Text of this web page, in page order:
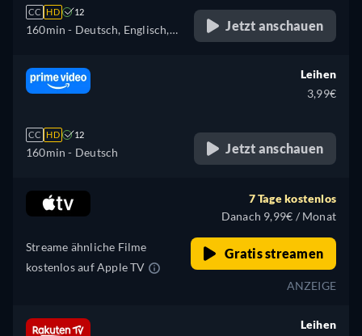
CC HD 12
160min - Deutsch, Englisch,
Jetzt anschauen
CC HD 12
160min - Deutsch
Leihen
3,99€
Jetzt anschauen
Streame ähnliche Filme
kostenlos auf Apple TV
7 Tage kostenlos
Danach 9,99€ / Monat
Gratis streamen
ANZEIGE
Leihen